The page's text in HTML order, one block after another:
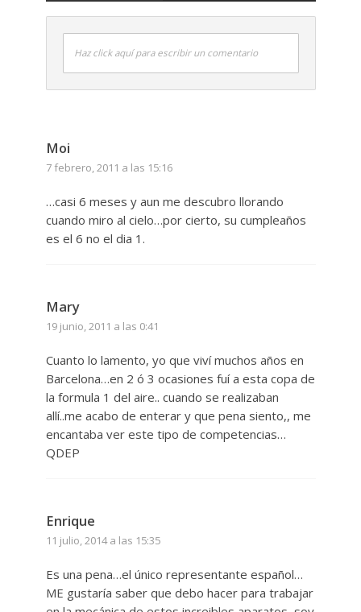
Haz click aquí para escribir un comentario
Moi
7 febrero, 2011 a las 15:16
…casi 6 meses y aun me descubro llorando
cuando miro al cielo…por cierto, su cumpleaños
es el 6 no el dia 1.
Mary
19 junio, 2011 a las 0:41
Cuanto lo lamento, yo que viví muchos años en
Barcelona…en 2 ó 3 ocasiones fuí a esta copa de
la formula 1 del aire.. cuando se realizaban
allí..me acabo de enterar y que pena siento,, me
encantaba ver este tipo de competencias…
QDEP
Enrique
11 julio, 2014 a las 15:35
Es una pena…el único representante español…
ME gustaría saber que debo hacer para trabajar